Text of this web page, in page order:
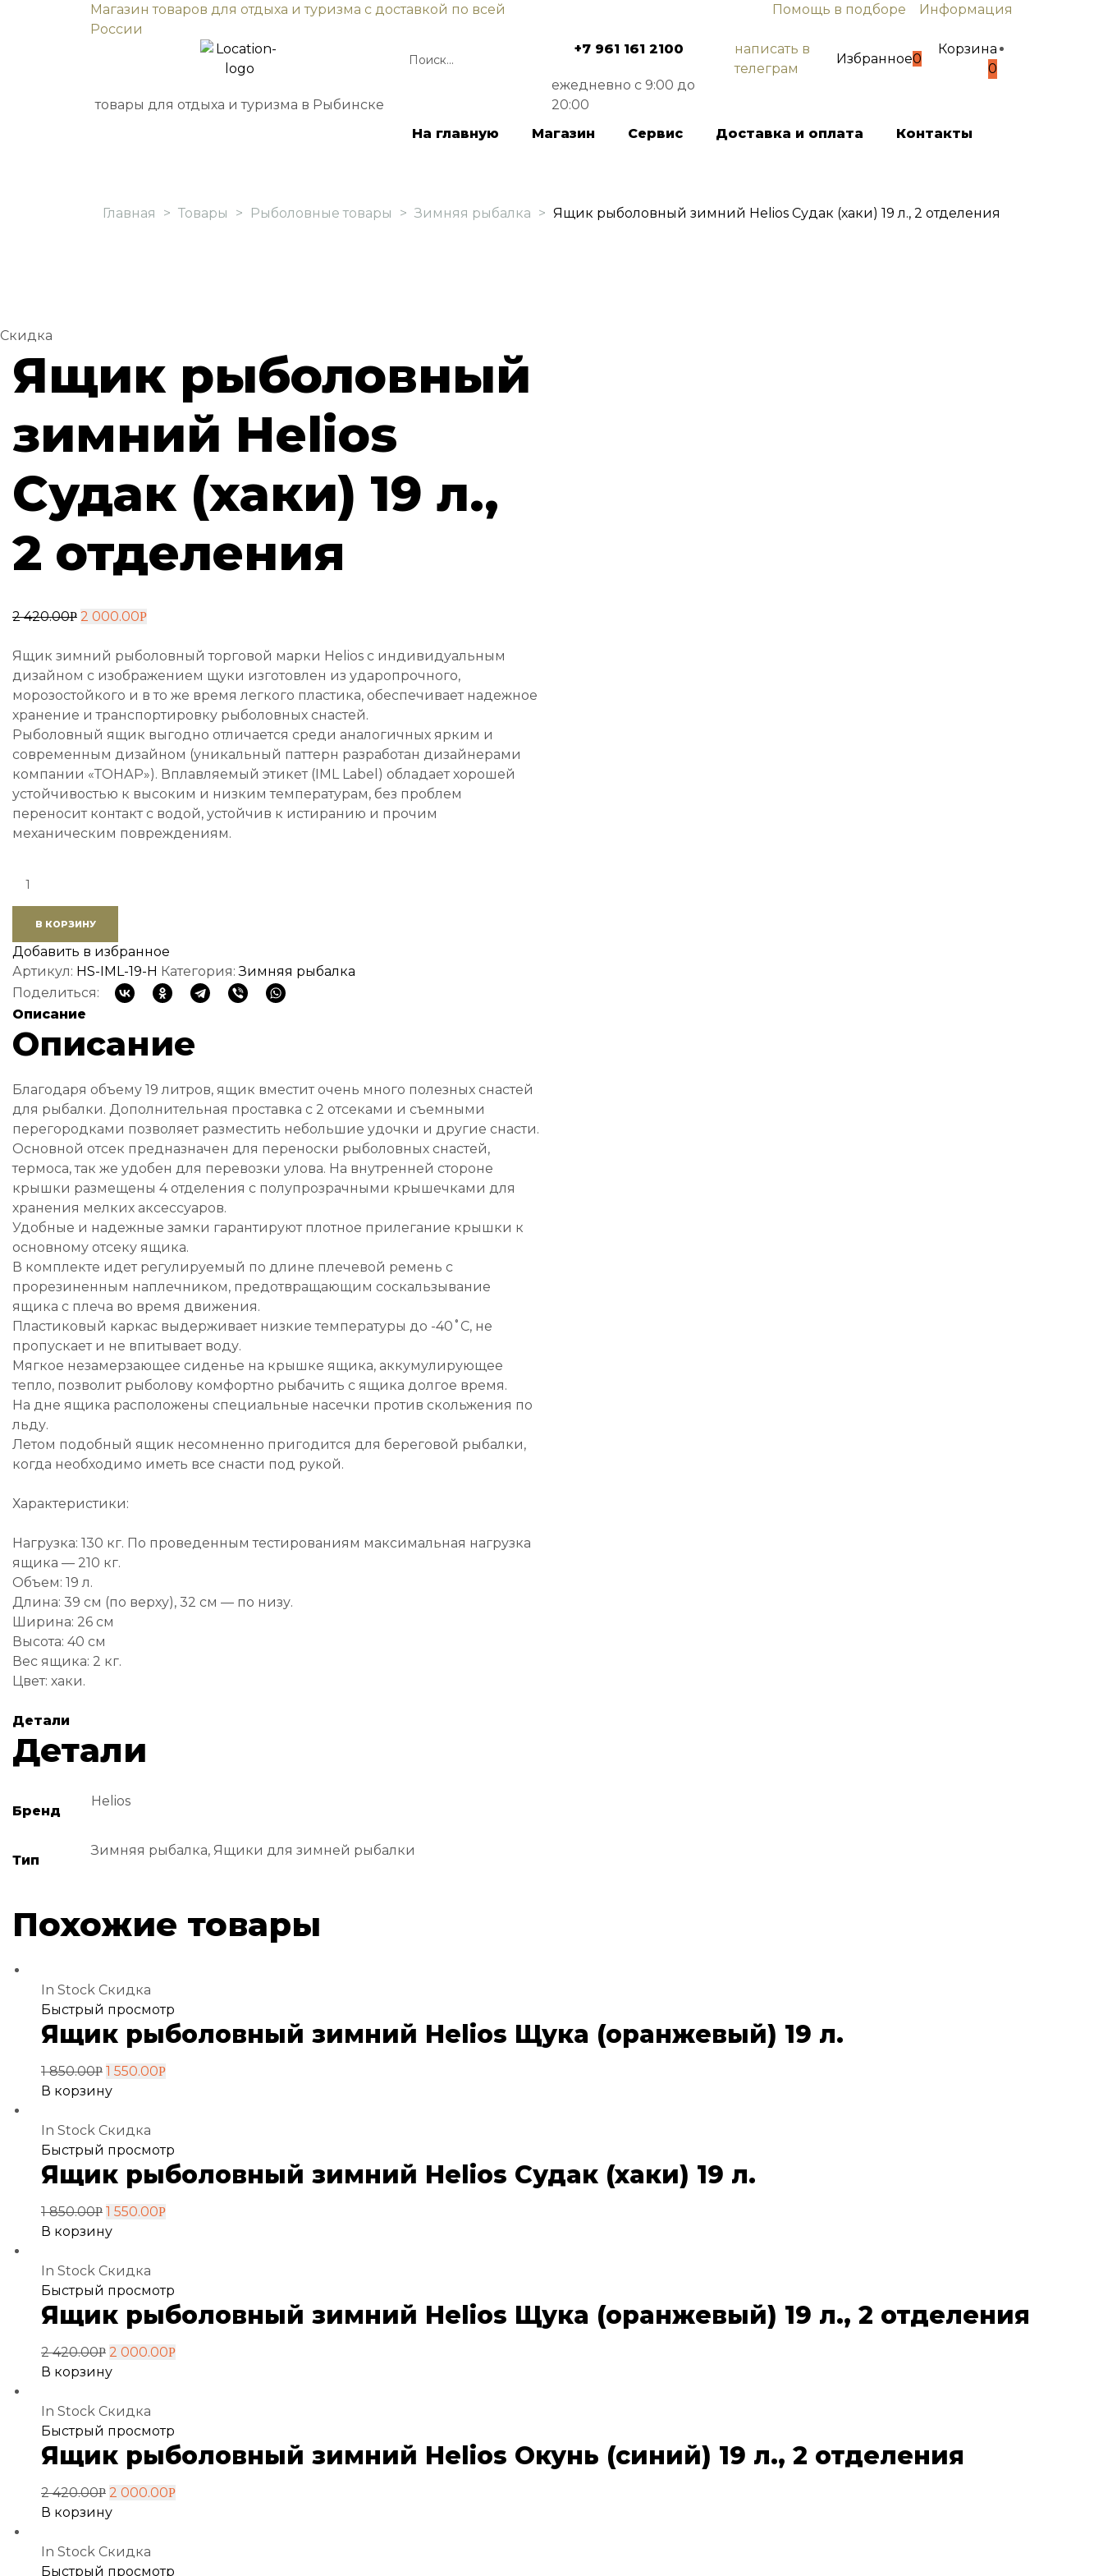
Магазин товаров для отдыха и туризма с доставкой по всей
России
Помощь в подборе Информация
товары для отдыха и туризма в Рыбинске
+7 961 161 2100
ежедневно с 9:00 до
20:00
написать в
телеграм
Избранное0
Корзина
0
На главную Магазин Сервис Доставка и оплата Контакты
Главная > Товары > Рыболовные товары > Зимняя рыбалка > Ящик рыболовный зимний Helios Судак (хаки) 19 л., 2 отделения
Скидка
Ящик рыболовный
зимний Helios
Судак (хаки) 19 л.,
2 отделения
2 420.00Р 2 000.00Р
Ящик зимний рыболовный торговой марки Helios с индивидуальным
дизайном с изображением щуки изготовлен из ударопрочного,
морозостойкого и в то же время легкого пластика, обеспечивает надежное
хранение и транспортировку рыболовных снастей.
Рыболовный ящик выгодно отличается среди аналогичных ярким и
современным дизайном (уникальный паттерн разработан дизайнерами
компании «ТОНАР»). Вплавляемый этикет (IML Label) обладает хорошей
устойчивостью к высоким и низким температурам, без проблем
переносит контакт с водой, устойчив к истиранию и прочим
механическим повреждениям.
В КОРЗИНУ
Добавить в избранное
Артикул: HS-IML-19-Н Категория:Зимняя рыбалка
Поделиться:
Описание
Описание
Благодаря объему 19 литров, ящик вместит очень много полезных снастей
для рыбалки. Дополнительная проставка с 2 отсеками и съемными
перегородками позволяет разместить небольшие удочки и другие снасти.
Основной отсек предназначен для переноски рыболовных снастей,
термоса, так же удобен для перевозки улова. На внутренней стороне
крышки размещены 4 отделения с полупрозрачными крышечками для
хранения мелких аксессуаров.
Удобные и надежные замки гарантируют плотное прилегание крышки к
основному отсеку ящика.
В комплекте идет регулируемый по длине плечевой ремень с
прорезиненным наплечником, предотвращающим соскальзывание
ящика с плеча во время движения.
Пластиковый каркас выдерживает низкие температуры до -40˚С, не
пропускает и не впитывает воду.
Мягкое незамерзающее сиденье на крышке ящика, аккумулирующее
тепло, позволит рыболову комфортно рыбачить с ящика долгое время.
На дне ящика расположены специальные насечки против скольжения по
льду.
Летом подобный ящик несомненно пригодится для береговой рыбалки,
когда необходимо иметь все снасти под рукой.
Характеристики:
Нагрузка: 130 кг. По проведенным тестированиям максимальная нагрузка
ящика — 210 кг.
Объем: 19 л.
Длина: 39 см (по верху), 32 см — по низу.
Ширина: 26 см
Высота: 40 см
Вес ящика: 2 кг.
Цвет: хаки.
Детали
Детали
Бренд
Helios
Тип
Зимняя рыбалка, Ящики для зимней рыбалки
Похожие товары
In Stock Скидка
Добавить
в
избранное
Быстрый просмотр
Ящик рыболовный зимний Helios Щука (оранжевый) 19 л.
1 850.00Р 1 550.00Р
В корзину
In Stock Скидка
Добавить
в
избранное
Быстрый просмотр
Ящик рыболовный зимний Helios Судак (хаки) 19 л.
1 850.00Р 1 550.00Р
В корзину
In Stock Скидка
Добавить
в
избранное
Быстрый просмотр
Ящик рыболовный зимний Helios Щука (оранжевый) 19 л., 2 отделения
2 420.00Р 2 000.00Р
В корзину
In Stock Скидка
Добавить
в
избранное
Быстрый просмотр
Ящик рыболовный зимний Helios Окунь (синий) 19 л., 2 отделения
2 420.00Р 2 000.00Р
В корзину
In Stock Скидка
Добавить
Быстрый просмотр